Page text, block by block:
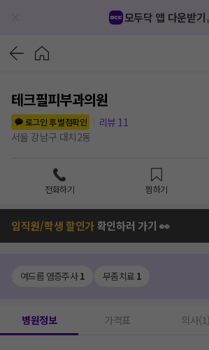
모두닥 앱 다운받기
테크필피부과의원
로그인 후 별점확인
리뷰 11
서울 강남구 대치2동
전화하기 찜하기
임직원/학생 할인가확인하러 가기 👀
여드름 염증주사1 무좀치료 1
병원정보 가격표 의사(1)